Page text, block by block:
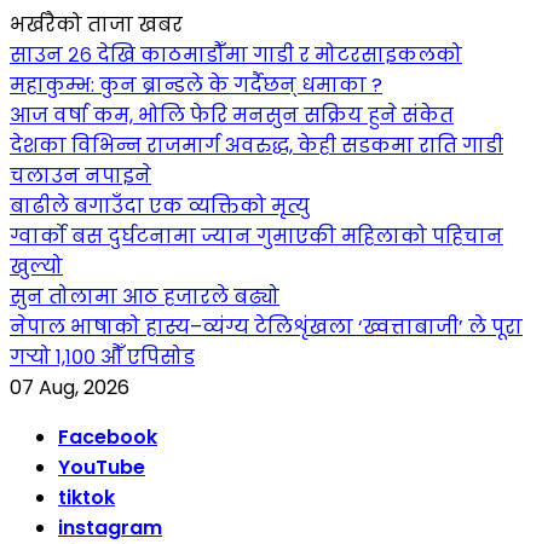
भर्खरैको ताजा खबर
साउन २६ देखि काठमाडौँमा गाडी र मोटरसाइकलको
महाकुम्भ: कुन ब्रान्डले के गर्दैछन् धमाका ?
आज वर्षा कम, भोलि फेरि मनसुन सक्रिय हुने संकेत
देशका विभिन्न राजमार्ग अवरुद्ध, केही सडकमा राति गाडी
चलाउन नपाइने
बाढीले बगाउँदा एक व्यक्तिको मृत्यु
ग्वार्को बस दुर्घटनामा ज्यान गुमाएकी महिलाको पहिचान
खुल्यो
सुन तोलामा आठ हजारले बढ्यो
नेपाल भाषाको हास्य–व्यंग्य टेलिशृंखला ‘ख्वत्ताबाजी’ ले पूरा
गर्‍यो १,१०० औँ एपिसोड
07 Aug, 2026
Facebook
YouTube
tiktok
instagram